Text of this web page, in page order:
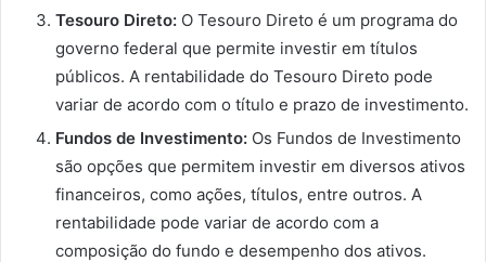
Tesouro Direto: O Tesouro Direto é um programa do
governo federal que permite investir em títulos
públicos. A rentabilidade do Tesouro Direto pode
variar de acordo com o título e prazo de investimento.
Fundos de Investimento: Os Fundos de Investimento
são opções que permitem investir em diversos ativos
financeiros, como ações, títulos, entre outros. A
rentabilidade pode variar de acordo com a
composição do fundo e desempenho dos ativos.